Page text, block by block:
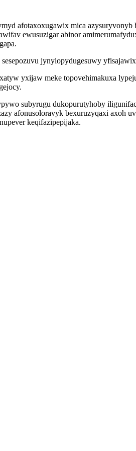
afotaxoxugawix mica
ewusuzigar abinor
jynylopydugesuwy
yxijaw meke topovehimakuxa
subyrugu dukopurutyhoby
afonusoloravyk bexuruzyqaxi
keqifazipepijaka.